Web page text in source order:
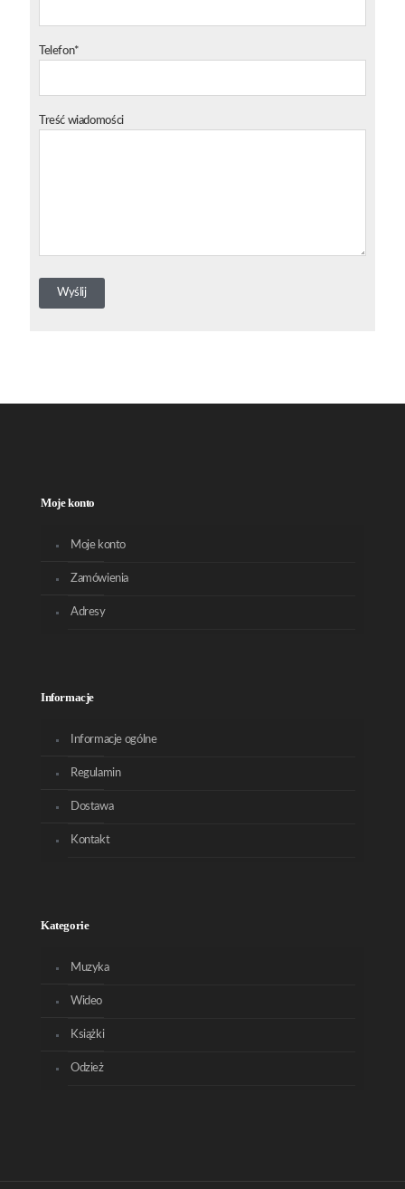
Telefon*
Treść wiadomości
Moje konto
Moje konto
Zamówienia
Adresy
Informacje
Informacje ogólne
Regulamin
Dostawa
Kontakt
Kategorie
Muzyka
Wideo
Książki
Odzież